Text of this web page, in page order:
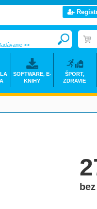
>>
SOFTWARE, E-
KNIHY
ŠPORT,
ZDRAVIE